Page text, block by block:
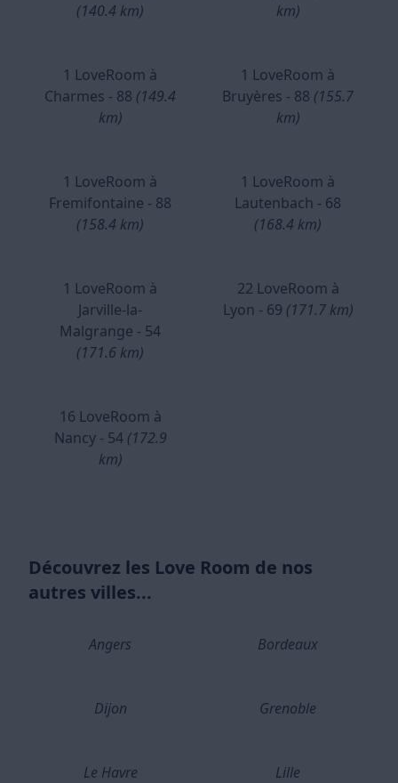
(140.4 km)
km)
1 LoveRoom à
Charmes - 88 (149.4
km)
1 LoveRoom à
Bruyères - 88 (155.7
km)
1 LoveRoom à
Fremifontaine - 88
(158.4 km)
1 LoveRoom à
Lautenbach - 68
(168.4 km)
1 LoveRoom à
Jarville-la-
Malgrange - 54
(171.6 km)
22 LoveRoom à
Lyon - 69 (171.7 km)
16 LoveRoom à
Nancy - 54 (172.9
km)
Découvrez les Love Room de nos
autres villes...
Angers Bordeaux
Dijon Grenoble
Le Havre Lille